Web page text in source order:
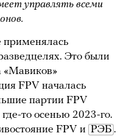
управлять всеми
применялась
Это были
«Мавиков»
FPV началась
партии FPV
то осенью 2023-го.
FPV и РЭБ .